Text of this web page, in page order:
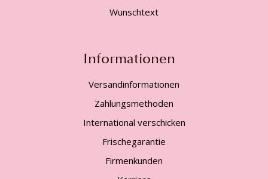
Wunschtext
Informationen
Versandinformationen
Zahlungsmethoden
International verschicken
Frischegarantie
Firmenkunden